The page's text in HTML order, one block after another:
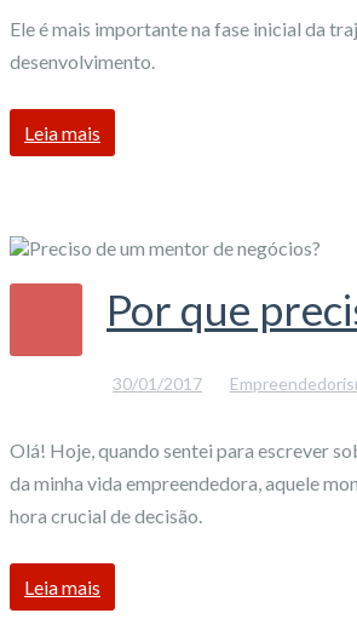
Ele é mais importante na fase inicial da
desenvolvimento.
Leia mais
Por que
30/01/2017
Olá! Hoje, quando sentei para escrever
da minha vida empreendedora, aquele
hora crucial de decisão.
Leia mais